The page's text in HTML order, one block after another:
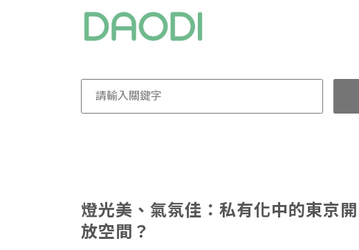
燈光美、氣氛佳：私有化中的東京開
放空間？